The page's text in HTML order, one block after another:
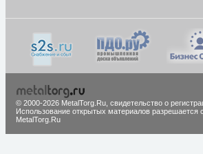
© 2000-2026 MetalTorg.Ru, cвидетельство о
Использование открытых материалов разрешается
MetalTorg.Ru